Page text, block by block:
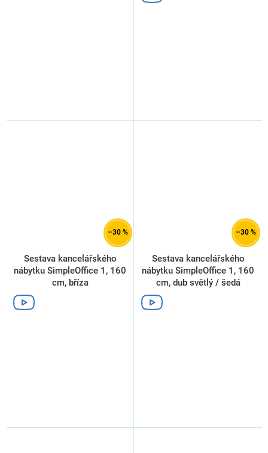
–30 %
Sestava kancelářského
nábytku SimpleOffice 1, 160
cm, bříza
–30 %
Sestava kancelářského
nábytku SimpleOffice 1, 160
cm, dub světlý / šedá